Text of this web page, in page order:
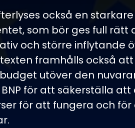
också en
som bör ges full rätt
och större inflytande
framhålls också
utöver den
för att säkerställa
för att fungera och